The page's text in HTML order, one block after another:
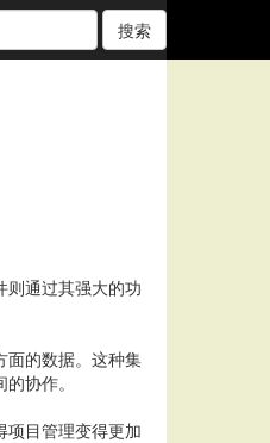
搜索
则通过其强大的功
面的数据。这种集
协作。
项目管理变得更加